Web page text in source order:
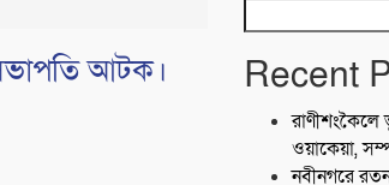
আটক। Recent
ওয়াকেয়া,
নবীনগরে